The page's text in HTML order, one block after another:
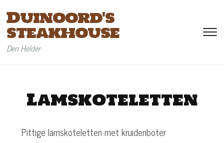
Duinoord's
steakhouse
Den Helder
Lamskoteletten
Pittige lamskoteletten met kruidenboter